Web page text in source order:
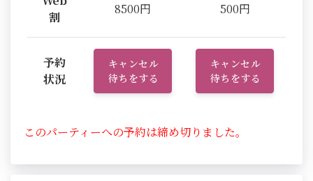
割
8500円 500円
予約
状況
キャンセル
待ちをする
キャンセル
待ちをする
このパーティーへの予約は締め切りました。